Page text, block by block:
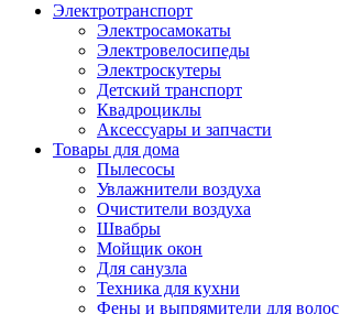
Электротранспорт
Электросамокаты
Электровелосипеды
Электроскутеры
Детский транспорт
Квадроциклы
Аксессуары и запчасти
Товары для дома
Пылесосы
Увлажнители воздуха
Очистители воздуха
Швабры
Мойщик окон
Для санузла
Техника для кухни
Фены и выпрямители для волос